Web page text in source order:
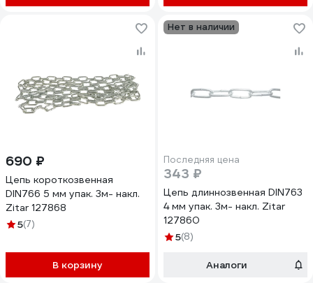
690 ₽
Цепь короткозвенная
DIN766 5 мм упак. 3м- накл.
Zitar 127868
5(7)
В корзину
Нет в наличии
Последняя цена
343 ₽
Цепь длиннозвенная DIN763
4 мм упак. 3м- накл. Zitar
127860
5(8)
Аналоги